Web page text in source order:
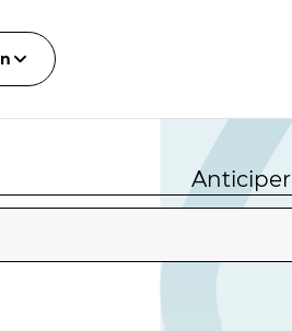
Anticiper